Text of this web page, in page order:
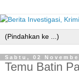
Sabtu, 02
Temu Batin